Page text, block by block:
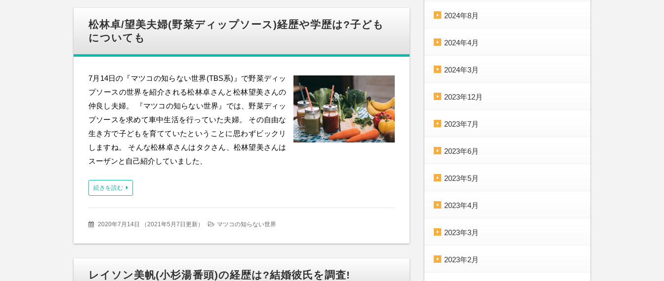
松林卓/望美夫婦(野菜ディップソース)経歴や学歴は?子ども
についても
7月14日の『マツコの知らない世界(TBS系)』で野菜ディッ
プソースの世界を紹介される松林卓さんと松林望美さんの
仲良し夫婦。 『マツコの知らない世界』では、野菜ディッ
プソースを求めて車中生活を行っていた夫婦。 その自由な
生き方で子どもを育てていたということに思わずビックリ
しますね。 そんな松林卓さんはタクさん、松林望美さんは
スーザンと自己紹介していました、
続きを読む
2020年7月14日 （2021年5月7日更新） マツコの知らない世界
レイソン美帆(小杉湯番頭)の経歴は?結婚彼氏を調査!
2024年8月
2024年4月
2024年3月
2023年12月
2023年7月
2023年6月
2023年5月
2023年4月
2023年3月
2023年2月